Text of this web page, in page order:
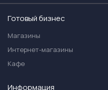
Готовый бизнес
Магазины
Интернет-магазины
Кафе
Информация